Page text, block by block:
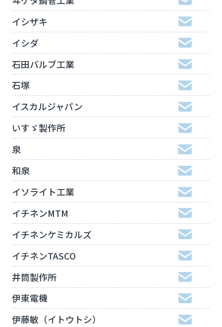
イシザキ
イシダ
石田バルブ工業
石塚
イスカルジャパン
いすゞ製作所
泉
和泉
イソライト工業
イチネンMTM
イチネンケミカルズ
イチネンTASCO
井筒製作所
伊東電機
伊藤敏（イトウトシ）